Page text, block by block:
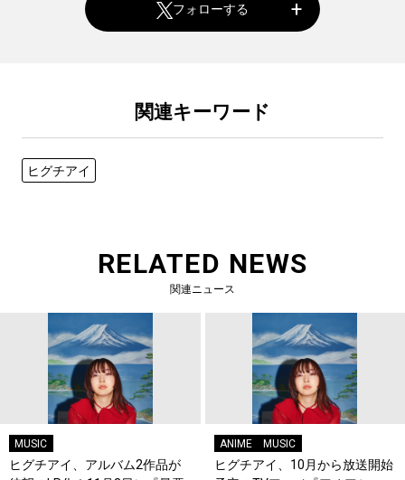
フォローする
関連キーワード
ヒグチアイ
RELATED NEWS
関連ニュース
MUSIC
ヒグチアイ、アルバム2作品が
ANIME MUSIC
ヒグチアイ、10月から放送開始